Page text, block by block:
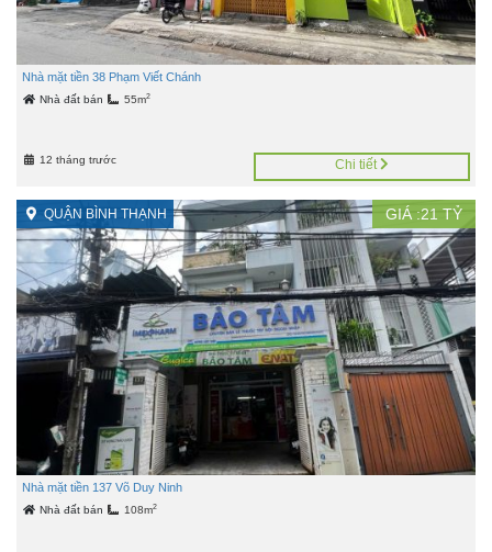
Nhà mặt tiền 38 Phạm Viết Chánh
Nhà đất bán 55m2
12 tháng trước Chi tiết
QUẬN BÌNH THẠNH GIÁ :21 TỶ
Nhà mặt tiền 137 Võ Duy Ninh
Nhà đất bán 108m2